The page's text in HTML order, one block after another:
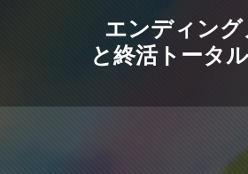
エンディング
と終活トータ